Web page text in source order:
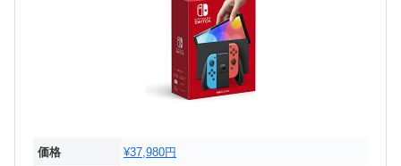
価格 ¥37,980円